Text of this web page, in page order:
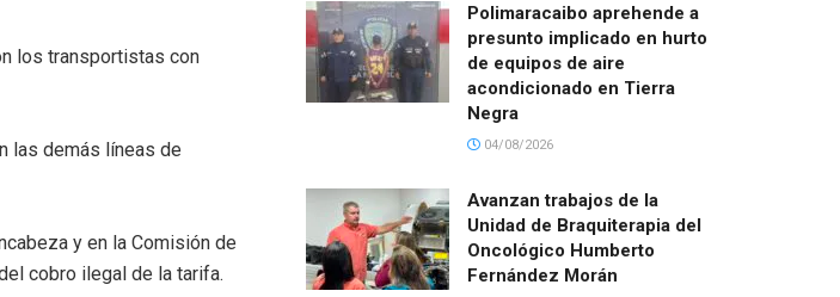
los transportistas con
las demás líneas de
y en la Comisión de
cobro ilegal de la tarifa.
Polimaracaibo aprehende a
presunto implicado en hurto
de equipos de aire
acondicionado en Tierra
Negra
04/08/2026
Avanzan trabajos de la
Unidad de Braquiterapia del
Oncológico Humberto
Fernández Morán